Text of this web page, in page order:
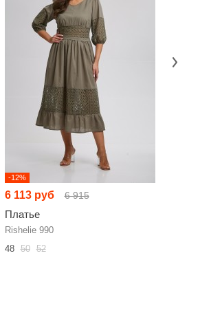
-12%
6 113 руб 6 915
Платье
Rishelie 990
48 50 52